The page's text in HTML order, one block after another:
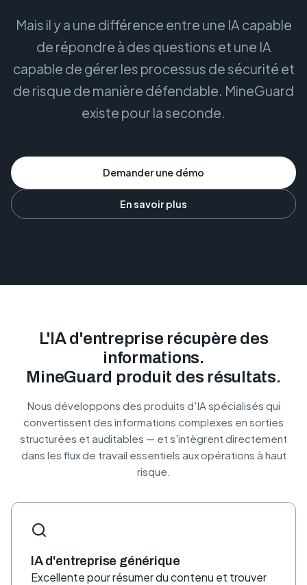
Mais il y a une différence entre une IA capable
de répondre à des questions et une IA
capable de gérer les processus de sécurité et
de risque de manière défendable. MineGuard
existe pour la seconde.
Demander une démo
En savoir plus
L'IA d'entreprise récupère des
informations.
MineGuard produit des résultats.
Nous développons des produits d'IA spécialisés qui
convertissent des informations complexes en sorties
structurées et auditables — et s'intègrent directement
dans les flux de travail essentiels aux opérations à haut
risque.
IA d'entreprise générique
Excellente pour résumer du contenu et trouver